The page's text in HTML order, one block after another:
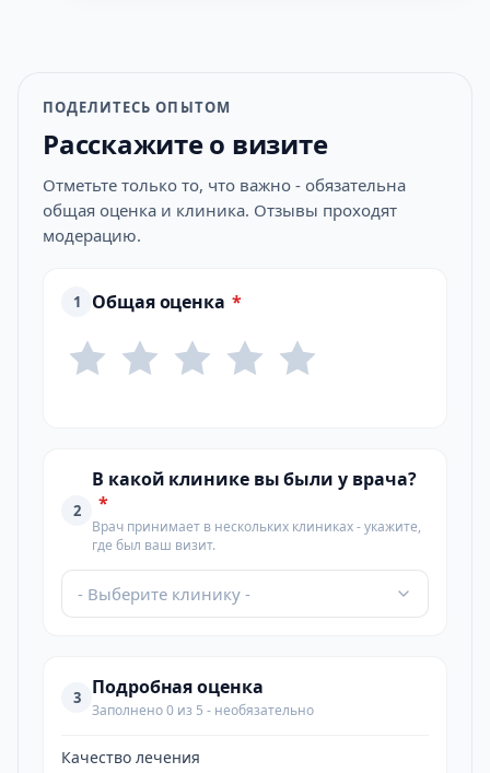
ПОДЕЛИТЕСЬ ОПЫТОМ
Расскажите о визите
Отметьте только то, что важно - обязательна
общая оценка и клиника. Отзывы проходят
модерацию.
1 Общая оценка *
2
В какой клинике вы были у врача?
*
Врач принимает в нескольких клиниках - укажите,
где был ваш визит.
- Выберите клинику -
3 Подробная оценка
Заполнено 0 из 5 - необязательно
Качество лечения